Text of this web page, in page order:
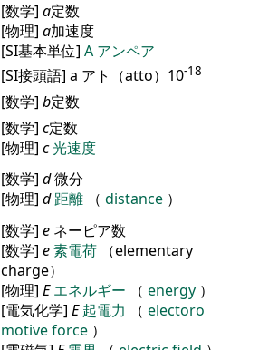
[数学] a定数
[物理] a加速度
[SI基本単位] A アンペア
[SI接頭語] a アト（atto）10-18
[数学] b定数
[数学] c定数
[物理] c光速度
[数学] d微分
[物理] d 距離 （ distance ）
[数学] e ネーピア数
[数学] e素電荷
（elementary
charge）
[物理] E エネルギー （ energy ）
[電気化学] E 起電力 （ electoro
motive force ）